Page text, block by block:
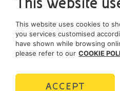
Società soggetta all'attività di direzione
Società con unico socio
SOCIAL MEDIA
This website uses cookies to
you services customised
have shown while browsing
please refer to our COOKIE
ACCEPT